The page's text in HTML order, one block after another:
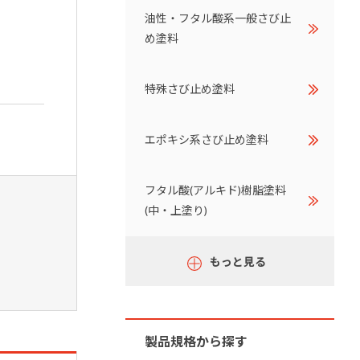
油性・フタル酸系一般さび止
め塗料
特殊さび止め塗料
エポキシ系さび止め塗料
フタル酸(アルキド)樹脂塗料
(中・上塗り)
もっと見る
製品規格から探す